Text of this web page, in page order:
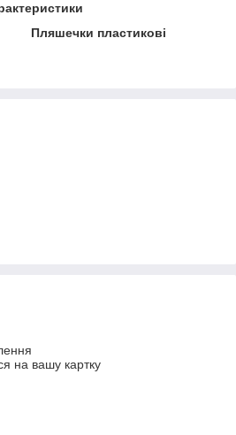
Пляшечки пластикові
на вашу картку